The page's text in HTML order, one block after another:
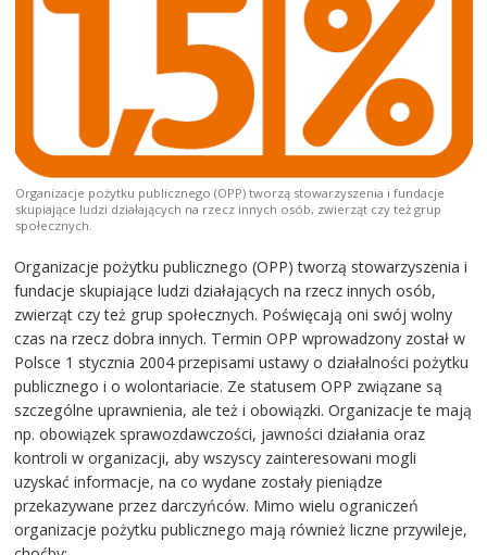
Organizacje pożytku publicznego (OPP) tworzą stowarzyszenia i fundacje
skupiające ludzi działających na rzecz innych osób, zwierząt czy też grup
społecznych.
Organizacje pożytku publicznego (OPP) tworzą stowarzyszenia i
fundacje skupiające ludzi działających na rzecz innych osób,
zwierząt czy też grup społecznych. Poświęcają oni swój wolny
czas na rzecz dobra innych. Termin OPP wprowadzony został w
Polsce 1 stycznia 2004 przepisami ustawy o działalności pożytku
publicznego i o wolontariacie. Ze statusem OPP związane są
szczególne uprawnienia, ale też i obowiązki. Organizacje te mają
np. obowiązek sprawozdawczości, jawności działania oraz
kontroli w organizacji, aby wszyscy zainteresowani mogli
uzyskać informacje, na co wydane zostały pieniądze
przekazywane przez darczyńców. Mimo wielu ograniczeń
organizacje pożytku publicznego mają również liczne przywileje,